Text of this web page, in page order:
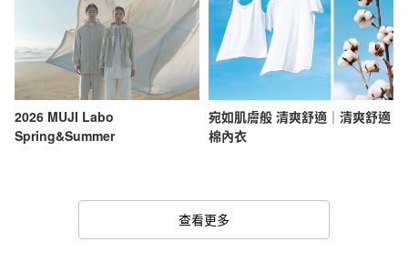
2026 MUJI Labo
Spring&Summer
宛如肌膚般 清爽舒適｜清爽舒適
棉內衣
查看更多